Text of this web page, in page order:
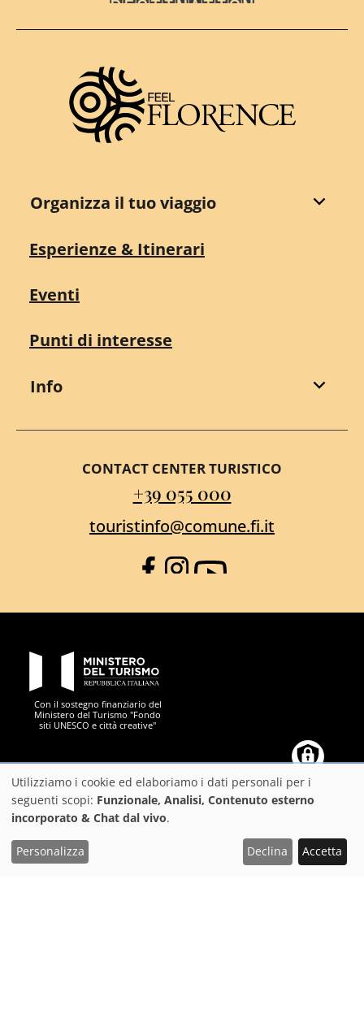
Destination Florence
Organizza il tuo viaggio
Esperienze & Itinerari
Eventi
Punti di interesse
Info
CONTACT CENTER TURISTICO
+39 055 000
touristinfo@comune.fi.it
Facebook
Instagram
YouTube
Con il sostegno finanziario del
Ministero del Turismo "Fondo
siti UNESCO e città creative"
Città Metropolitana
https://play.google.com/store/apps/details?
id=it.silfi.feelflorence
https://apps.apple.com/it/app/
Scarica l'App FeelFlorence per organizzare al meglio
Utilizzo
dei
dati
Utilizziamo i cookie ed elaboriamo i dati personali per i
seguenti scopi: Funzionale, Analisi, Contenuto esterno
incorporato & Chat dal vivo.
Personalizza Declina Accetta